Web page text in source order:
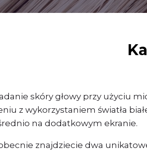
skóry głowy przy użyciu
z wykorzystaniem światła
na dodatkowym ekranie.
znajdziecie dwa